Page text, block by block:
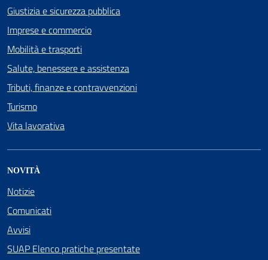
Giustizia e sicurezza pubblica
Imprese e commercio
Mobilità e trasporti
Salute, benessere e assistenza
Tributi, finanze e contravvenzioni
Turismo
Vita lavorativa
NOVITÀ
Notizie
Comunicati
Avvisi
SUAP Elenco pratiche presentate